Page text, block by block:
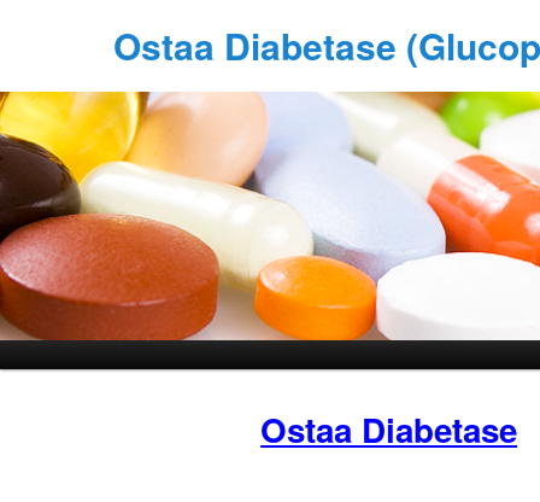
Ostaa Diabetase
Ostaa Diabetase